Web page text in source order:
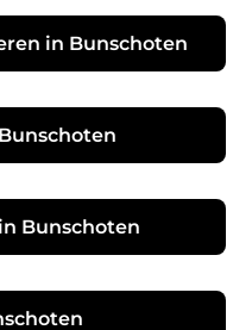
in Bunschoten
Bunschoten